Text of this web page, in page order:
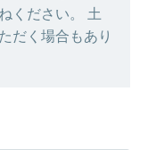
ください。 土
だく場合もあり